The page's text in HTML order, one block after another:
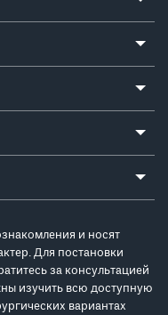
и носят
Для постановки
за консультацией
изучить всю доступную
вариантах